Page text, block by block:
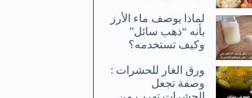
لماذا يوصف ماء الأرز
بأنه “ذهب سائل”
وكيف تستخدمه؟
ورق الغار للحشرات :
وصفة تجعل